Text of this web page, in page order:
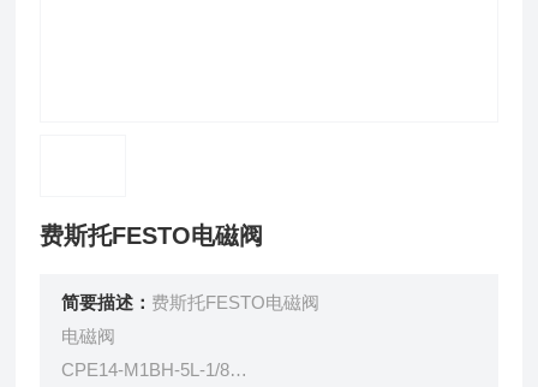
费斯托FESTO电磁阀
简要描述： 费斯托FESTO电磁阀
电磁阀
CPE14-M1BH-5L-1/8